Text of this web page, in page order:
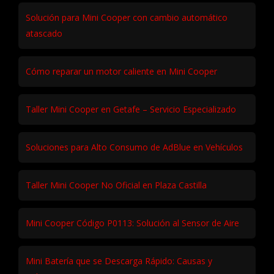
Solución para Mini Cooper con cambio automático
atascado
Cómo reparar un motor caliente en Mini Cooper
Taller Mini Cooper en Getafe – Servicio Especializado
Soluciones para Alto Consumo de AdBlue en Vehículos
Taller Mini Cooper No Oficial en Plaza Castilla
Mini Cooper Código P0113: Solución al Sensor de Aire
Mini Batería que se Descarga Rápido: Causas y